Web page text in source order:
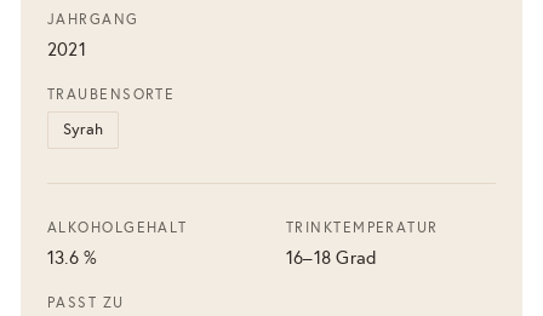
JAHRGANG
2021
TRAUBENSORTE
Syrah
ALKOHOLGEHALT
13.6 %
TRINKTEMPERATUR
16–18 Grad
PASST ZU